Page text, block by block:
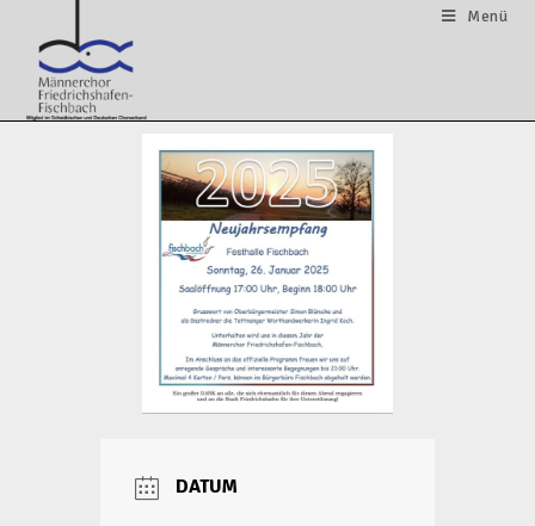
Menü
DATUM